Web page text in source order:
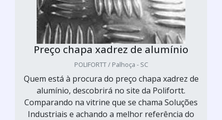
Preço chapa xadrez de alumínio
POLIFORTT / Palhoça - SC
Quem está à procura do preço chapa xadrez de
alumínio, descobrirá no site da Polifortt.
Comparando na vitrine que se chama Soluções
Industriais e achando a melhor referência do